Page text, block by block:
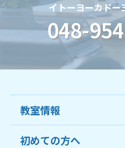
イトーヨーカドー
048-
教室情報
教室について
初めての方へ